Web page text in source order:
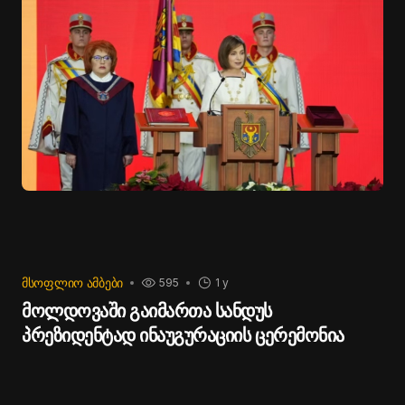
ვიქტორ სოკოლოვის და საჰაერო-კოსმოსური
ძალების შორეული ავიაციის სარდლის, გენერალ-
ლეიტენანტ სერგეი კობილაშის დაპატიმრების
ორდერები.
ᲛᲡᲝᲤᲚᲘᲝ ᲐᲛᲑᲔᲑᲘ 1 y
595
მოლდოვაში გაიმართა სანდუს
პრეზიდენტად ინაუგურაციის ცერემონია